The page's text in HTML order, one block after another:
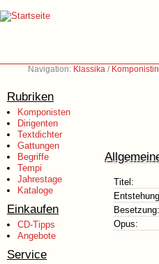
Navigation: Klassika /
Rubriken
Komponisten
Dirigenten
Textdichter
Gattungen
Begriffe
Tempi
Jahrestage
Kataloge
Einkaufen
CD-Tipps
Angebote
Service
Titel:
Besetzung:
Opus: